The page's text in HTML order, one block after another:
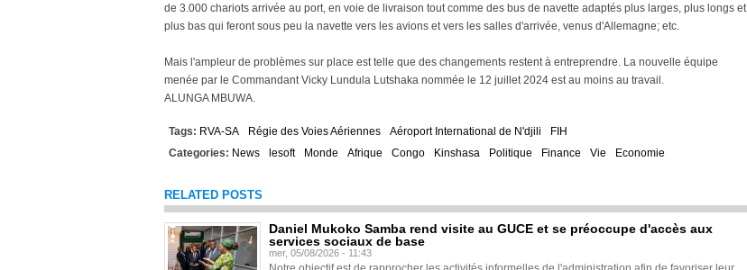
de 3.000 chariots arrivée au port, en voie de livraison tout comme des bus de navette adaptés plus larges, plus longs et
plus bas qui feront sous peu la navette vers les avions et vers les salles d'arrivée, venus d'Allemagne; etc.
Mais l'ampleur de problèmes sur place est telle que des changements restent à entreprendre. La nouvelle équipe
menée par le Commandant Vicky Lundula Lutshaka nommée le 12 juillet 2024 est au moins au travail.
ALUNGA MBUWA.
Tags: RVA-SA Régie des Voies Aériennes Aéroport International de N'djili
FIH
Categories: News lesoft Monde Afrique Congo Kinshasa Politique Finance Vie Economie
RELATED POSTS
Daniel Mukoko Samba rend visite au GUCE et se préoccupe d'accès aux
services sociaux de base
mer, 05/08/2026 - 11:43